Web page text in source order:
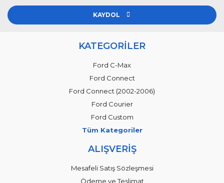
KAYDOL
KATEGORİLER
Ford C-Max
Ford Connect
Ford Connect (2002-2006)
Ford Courier
Ford Custom
Tüm Kategoriler
ALIŞVERİŞ
Mesafeli Satış Sözleşmesi
Ödeme ve Teslimat